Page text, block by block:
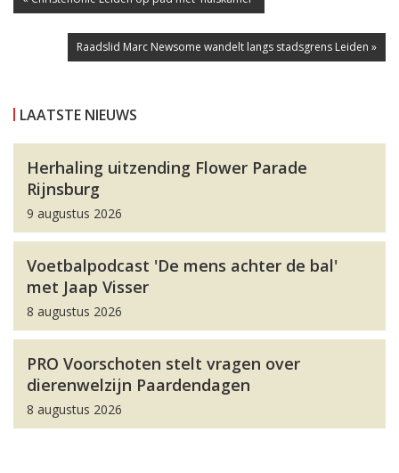
Raadslid Marc Newsome wandelt langs stadsgrens Leiden »
LAATSTE NIEUWS
Herhaling uitzending Flower Parade
Rijnsburg
9 augustus 2026
Voetbalpodcast 'De mens achter de bal'
met Jaap Visser
8 augustus 2026
PRO Voorschoten stelt vragen over
dierenwelzijn Paardendagen
8 augustus 2026